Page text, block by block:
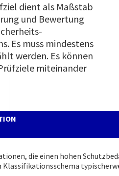
dient als Maßstab
und Bewertung
Es muss mindestens
werden. Es können
miteinander
die einen hohen
Klassifikationsschema